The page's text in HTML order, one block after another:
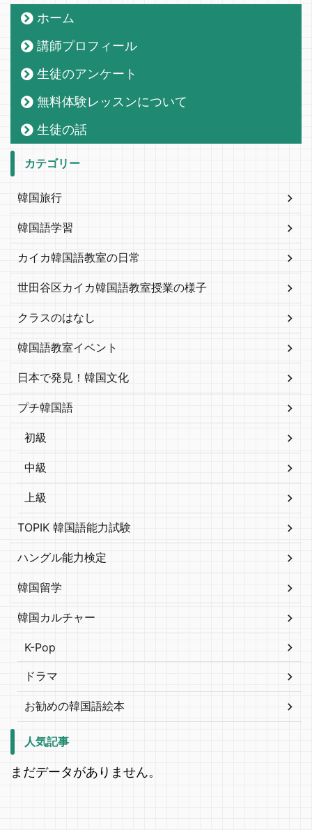
ホーム
講師プロフィール
生徒のアンケート
無料体験レッスンについて
生徒の話
カテゴリー
韓国旅行
韓国語学習
カイカ韓国語教室の日常
世田谷区カイカ韓国語教室授業の様子
クラスのはなし
韓国語教室イベント
日本で発見！韓国文化
プチ韓国語
初級
中級
上級
TOPIK 韓国語能力試験
ハングル能力検定
韓国留学
韓国カルチャー
K-Pop
ドラマ
お勧めの韓国語絵本
人気記事
まだデータがありません。